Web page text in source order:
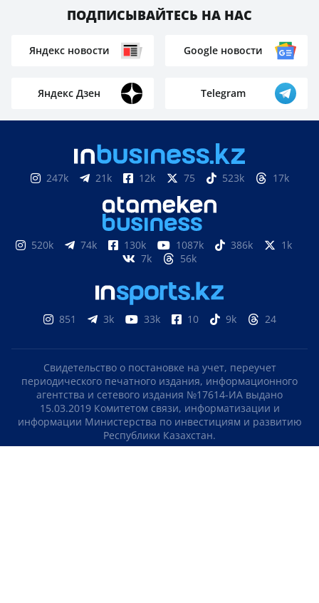
ПОДПИСЫВАЙТЕСЬ НА НАС
Яндекс новости Google новости
Яндекс Дзен Telegram
247k 21k 12k 75 523k 17k
520k 74k 130k 1087k 386k
1k
7k
56k
851 3k 33k 10 9k 24
Свидетельство о постановке на учет, переучет
периодического печатного издания, информационного
агентства и сетевого издания №17614-ИА выдано
15.03.2019 Комитетом связи, информатизации и
информации Министерства по инвестициям и развитию
Республики Казахстан.